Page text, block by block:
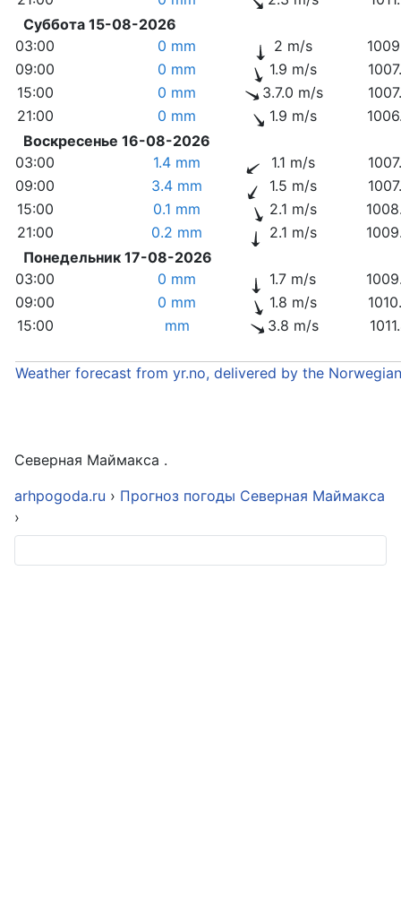
Суббота 15-08-2026
03:00
0 mm 2 m/s
09:00
0 mm 1.9 m/s
15:00
0 mm 3.7.0 m/s
21:00
0 mm 1.9 m/s
Воскресенье 16-08-2026
03:00
1.4 mm 1.1 m/s
09:00
3.4 mm 1.5 m/s
15:00
0.1 mm 2.1 m/s
21:00
0.2 mm 2.1 m/s
Понедельник 17-08-2026
03:00
0 mm 1.7 m/s
09:00
0 mm 1.8 m/s
15:00
mm 3.8 m/s
Weather forecast from yr.no, delivered by the
Северная Маймакса .
arhpogoda.ru › Прогноз погоды Северная Маймакса
›